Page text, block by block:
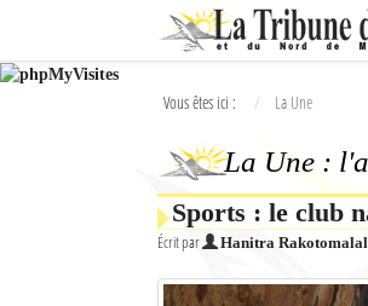
Ok
L'actualité à Diego Suarez
Vous êtes ici : La Une
La Une :
Sports : le club
Écrit par Hanitra